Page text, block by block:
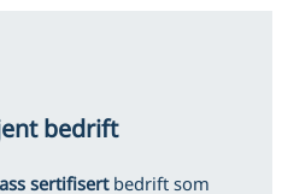
bedrift
sertifisertbedrift som